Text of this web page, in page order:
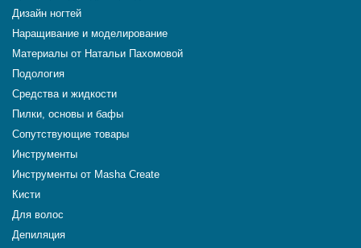
Дизайн ногтей
Наращивание и моделирование
Материалы от Натальи Пахомовой
Подология
Средства и жидкости
Пилки, основы и бафы
Сопутствующие товары
Инструменты
Инструменты от Masha Create
Кисти
Для волос
Депиляция